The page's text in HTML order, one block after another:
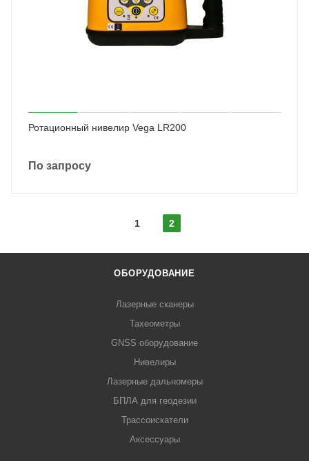
Ротационный нивелир Vega LR200
По запросу
1 2
ОБОРУДОВАНИЕ
Лазерные сканеры
Тахеометры
GNSS оборудование
Нивелиры
Лазерные дальномеры
БПЛА для геодезии
Трассоискатели
Аксессуары